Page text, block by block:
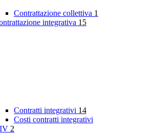
Contrattazione collettiva 1
integrativa 15
Contratti integrativi 14
Costi contratti integrativi
2